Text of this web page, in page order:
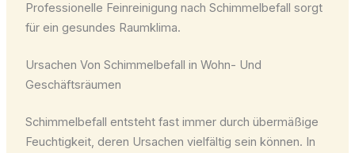
Professionelle Feinreinigung nach Schimmelbefall sorgt
für ein gesundes Raumklima.
Ursachen Von Schimmelbefall in Wohn- Und
Geschäftsräumen
Schimmelbefall entsteht fast immer durch übermäßige
Feuchtigkeit, deren Ursachen vielfältig sein können. In